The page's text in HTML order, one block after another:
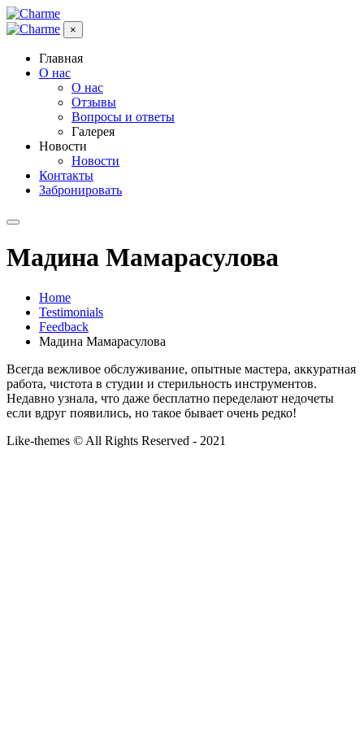
×
Главная
О нас
О нас
Отзывы
Вопросы и ответы
Галерея
Новости
Новости
Контакты
Забронировать
Мадина Мамарасулова
Home
Testimonials
Feedback
Мадина Мамарасулова
Всегда вежливое обслуживание, опытные мастера, аккуратная
работа, чистота в студии и стерильность инструментов.
Недавно узнала, что даже бесплатно переделают недочеты
если вдруг появились, но такое бывает очень редко!
Like-themes © All Rights Reserved - 2021